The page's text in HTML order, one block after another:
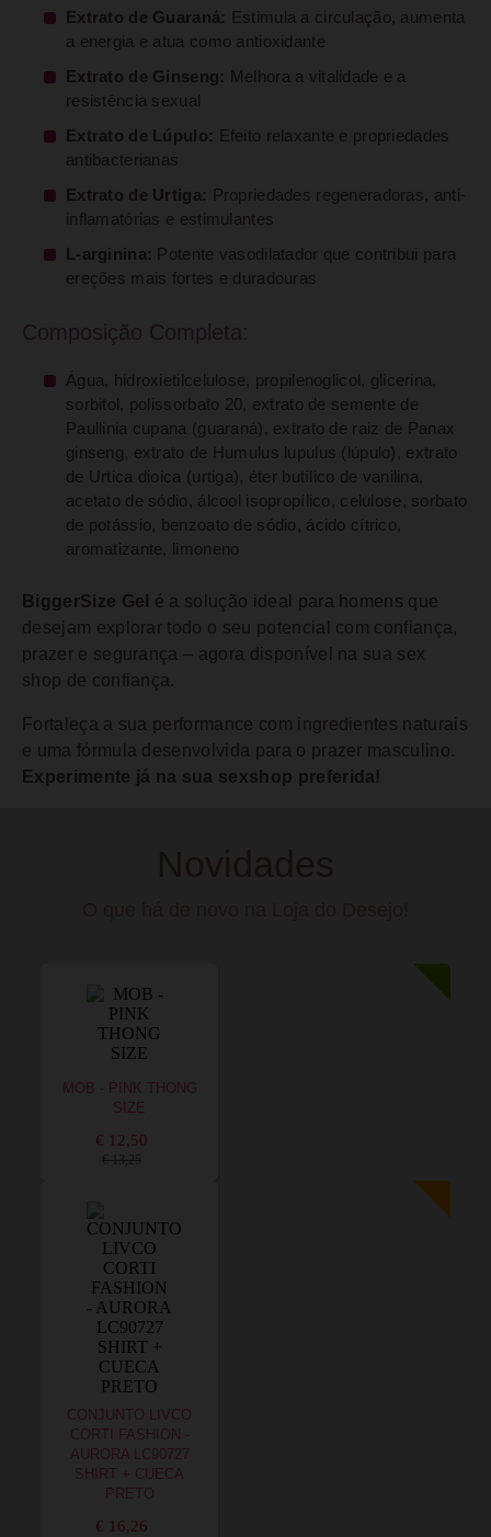
Extrato de Guaraná:
Estimula a circulação, aumenta
a energia e atua como antioxidante
Extrato de Ginseng:
Melhora a vitalidade e a
resistência sexual
Extrato de Lúpulo:
Efeito relaxante e propriedades
antibacterianas
Extrato de Urtiga:
Propriedades regeneradoras, anti-
inflamatórias e estimulantes
L-arginina: Potente vasodilatador que contribui para
ereções mais fortes e duradouras
Composição Completa:
Água, hidroxietilcelulose, propilenoglicol, glicerina,
sorbitol, polissorbato 20, extrato de semente de
Paullinia cupana (guaraná), extrato de raiz de Panax
ginseng, extrato de Humulus lupulus (lúpulo), extrato
de Urtica dioica (urtiga), éter butílico de vanilina,
acetato de sódio, álcool isopropílico, celulose, sorbato
de potássio, benzoato de sódio, ácido cítrico,
aromatizante, limoneno
BiggerSize Gel
é a solução ideal para homens que
desejam explorar todo o seu potencial com confiança,
prazer e segurança – agora disponível na sua sex
shop de confiança.
Fortaleça a sua performance com ingredientes naturais
e uma fórmula desenvolvida para o prazer masculino.
Experimente já na sua sexshop preferida!
MOB - PINK THONG
SIZE
€ 12,50
€ 13,25
CONJUNTO LIVCO
CORTI FASHION -
AURORA LC90727
SHIRT + CUECA
PRETO
€ 16,26